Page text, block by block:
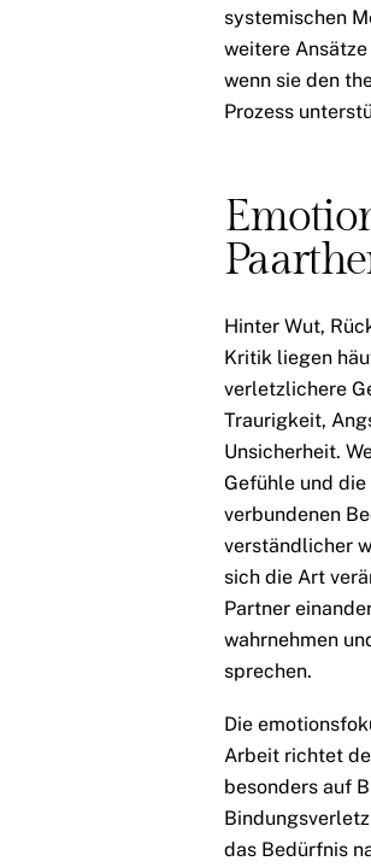
systemischen
weitere
wenn sie den
Prozess
Hinter Wut,
Kritik liegen
verletzlichere
Traurigkeit,
Unsicherheit.
Gefühle und
verbundenen
verständlicher
sich die Art
Partner
wahrnehmen
sprechen.
Die
Arbeit richtet
besonders auf
das Bedürfnis